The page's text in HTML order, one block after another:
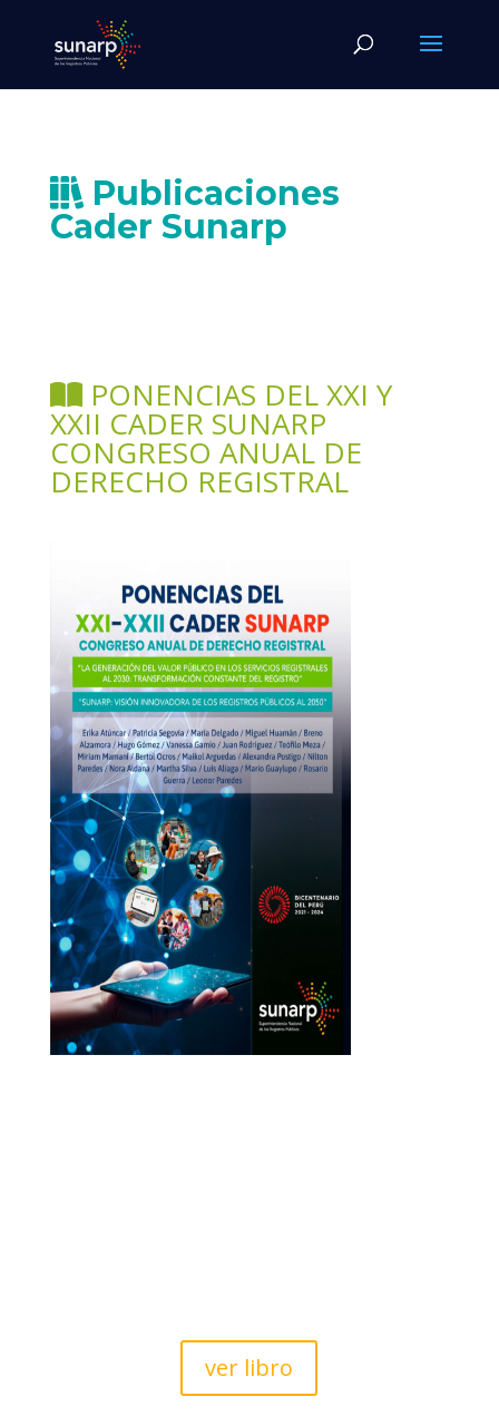
Publicaciones
Cader Sunarp
PONENCIAS DEL XXI Y
XXII CADER SUNARP
CONGRESO ANUAL DE
DERECHO REGISTRAL
ver libro